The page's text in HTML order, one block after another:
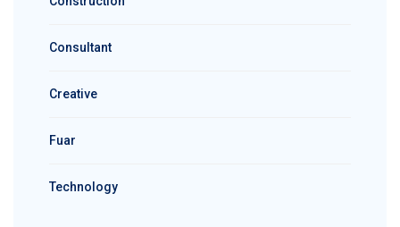
Consultant
Creative
Fuar
Technology